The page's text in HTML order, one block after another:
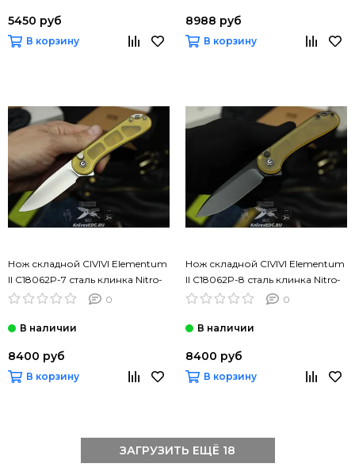
5450 руб
В корзину
8988 руб
В корзину
Нож складной CIVIVI Elementum
II C18062P-7 сталь клинка Nitro-
V, рукоять Ultem
0
8400 руб
В корзину
Нож складной CIVIVI Elementum
II C18062P-8 сталь клинка Nitro-
V, рукоять Ultem
0
8400 руб
В корзину
ЗАГРУЗИТЬ ЕЩЁ 18